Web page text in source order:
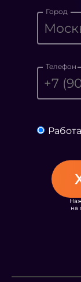
Город
Телефон
на